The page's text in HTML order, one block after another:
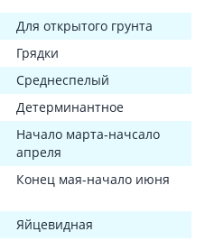
Для открытого грунта
Грядки
Среднеспелый
Детерминантное
Начало марта-начсало
апреля
Конец мая-начало июня
Яйцевидная